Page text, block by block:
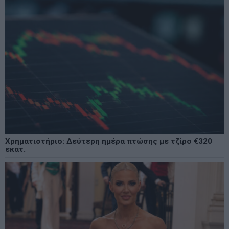
Χρηματιστήριο: Δεύτερη ημέρα πτώσης με τζίρο €320
εκατ.